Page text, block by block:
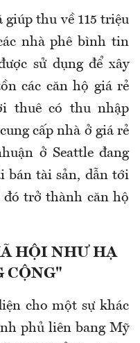
thu về 115 triệu
nhà phê bình tin
sử dụng để xây
các căn hộ giá rẻ
thuê có thu nhập
cấp nhà ở giá rẻ
ở Seattle đang
bán tài sản, dẫn tới
trở thành căn hộ
HỘI NHƯ HẠ
CỘNG"
cho một sự khác
phủ liên bang Mỹ